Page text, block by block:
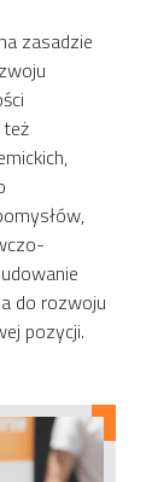
zasadzie
do rozwoju
pozycji.